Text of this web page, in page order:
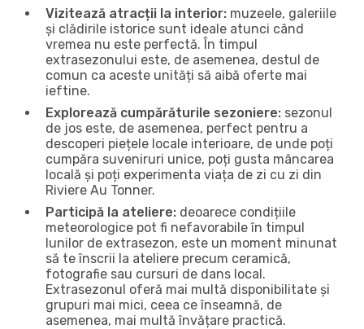
Vizitează atracții la interior: muzeele, galeriile
și clădirile istorice sunt ideale atunci când
vremea nu este perfectă. În timpul
extrasezonului este, de asemenea, destul de
comun ca aceste unități să aibă oferte mai
ieftine.
Explorează cumpărăturile sezoniere: sezonul
de jos este, de asemenea, perfect pentru a
descoperi piețele locale interioare, de unde poți
cumpăra suveniruri unice, poți gusta mâncarea
locală și poți experimenta viața de zi cu zi din
Riviere Au Tonner.
Participă la ateliere: deoarece condițiile
meteorologice pot fi nefavorabile în timpul
lunilor de extrasezon, este un moment minunat
să te înscrii la ateliere precum ceramică,
fotografie sau cursuri de dans local.
Extrasezonul oferă mai multă disponibilitate și
grupuri mai mici, ceea ce înseamnă, de
asemenea, mai multă învățare practică.